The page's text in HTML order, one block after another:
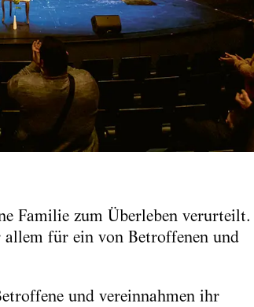
Familie zum Überleben verurteilt.
für ein von Betroffenen und
und vereinnahmen ihr